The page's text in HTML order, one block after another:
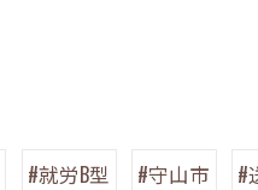
#就労B型 #守山市 #